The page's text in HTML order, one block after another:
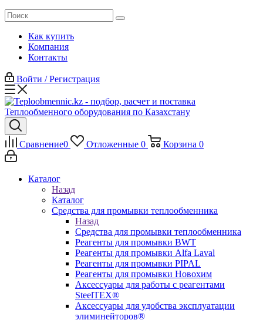
Как купить
Компания
Контакты
Войти / Регистрация
Сравнение0 Отложенные 0 Корзина 0
Каталог
Назад
Каталог
Средства для промывки теплообменника
Назад
Средства для промывки теплообменника
Реагенты для промывки BWT
Реагенты для промывки Alfa Laval
Реагенты для промывки PIPAL
Реагенты для промывки Новохим
Аксессуары для работы с реагентами
SteelTEX®
Аксессуары для удобства эксплуатации
элиминейторов®